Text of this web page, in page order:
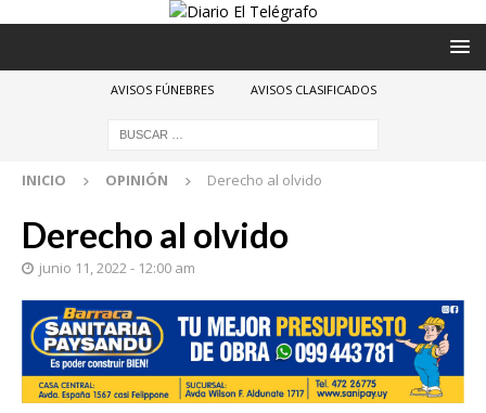
AVISOS FÚNEBRES AVISOS CLASIFICADOS
INICIO OPINIÓN Derecho al olvido
Derecho al olvido
junio 11, 2022 - 12:00 am